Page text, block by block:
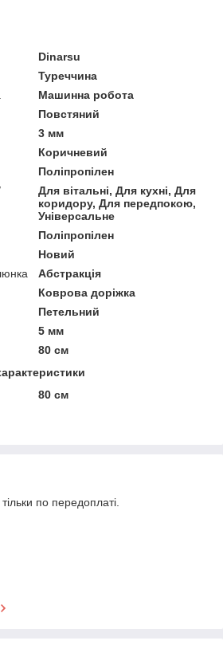
Dinarsu
Туреччина
Машинна робота
Повстяний
3 мм
Коричневий
Поліпропілен
Для вітальні, Для кухні, Для
коридору, Для передпокою,
Універсальне
Поліпропілен
Новий
Абстракція
Коврова доріжка
Петельний
5 мм
80 см
80 см
по передоплаті.